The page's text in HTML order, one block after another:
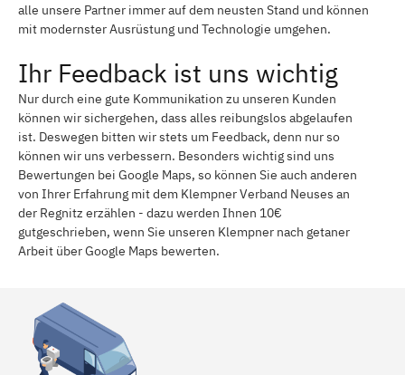
alle unsere Partner immer auf dem neusten Stand und können
mit modernster Ausrüstung und Technologie umgehen.
Ihr Feedback ist uns wichtig
Nur durch eine gute Kommunikation zu unseren Kunden
können wir sichergehen, dass alles reibungslos abgelaufen
ist. Deswegen bitten wir stets um Feedback, denn nur so
können wir uns verbessern. Besonders wichtig sind uns
Bewertungen bei Google Maps, so können Sie auch anderen
von Ihrer Erfahrung mit dem Klempner Verband Neuses an
der Regnitz erzählen - dazu werden Ihnen 10€
gutgeschrieben, wenn Sie unseren Klempner nach getaner
Arbeit über Google Maps bewerten.